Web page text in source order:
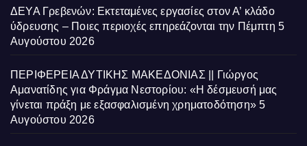
ΔΕΥΑ Γρεβενών: Εκτεταμένες εργασίες στον Α’ κλάδο
ύδρευσης – Ποιες περιοχές επηρεάζονται την Πέμπτη 5
Αυγούστου 2026
ΠΕΡΙΦΕΡΕΙΑ ΔΥΤΙΚΗΣ ΜΑΚΕΔΟΝΙΑΣ || Γιώργος
Αμανατίδης για Φράγμα Νεστορίου: «Η δέσμευσή μας
γίνεται πράξη με εξασφαλισμένη χρηματοδότηση» 5
Αυγούστου 2026